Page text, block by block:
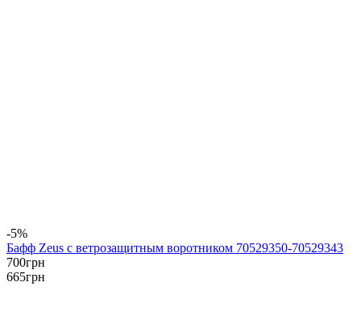
-5%
Бафф Zeus с ветрозащитным воротником 70529350-70529343
700грн
665грн